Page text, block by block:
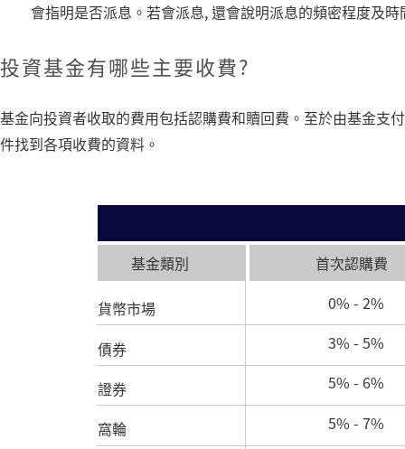
會指明是否派息。若會派息, 還會說明派息的頻密程度及時
投資基金有哪些主要收費?
基金向投資者收取的費用包括認購費和贖回費。至於由基金支
件找到各項收費的資料。
基金類別 首次認購費
貨幣市場
債券
證券
窩輪
0% - 2%
3% - 5%
5% - 6%
5% - 7%